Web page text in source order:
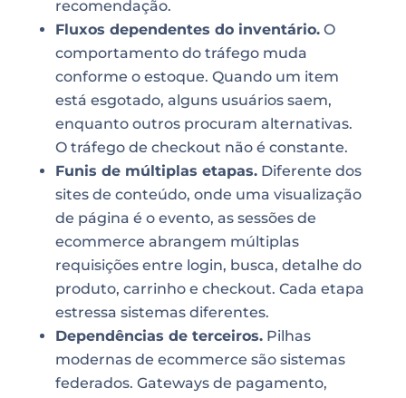
recomendação.
Fluxos dependentes do inventário.O
comportamento do tráfego muda
conforme o estoque. Quando um item
está esgotado, alguns usuários saem,
enquanto outros procuram alternativas.
O tráfego de checkout não é constante.
Funis de múltiplas etapas.Diferente dos
sites de conteúdo, onde uma visualização
de página é o evento, as sessões de
ecommerce abrangem múltiplas
requisições entre login, busca, detalhe do
produto, carrinho e checkout. Cada etapa
estressa sistemas diferentes.
Dependências de terceiros.Pilhas
modernas de ecommerce são sistemas
federados. Gateways de pagamento,